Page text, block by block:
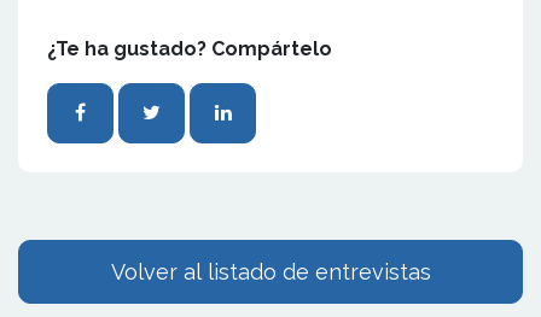
¿Te ha gustado? Compártelo
Volver al listado de entrevistas